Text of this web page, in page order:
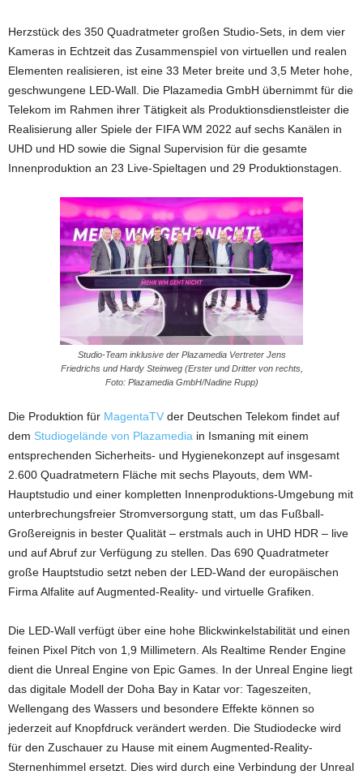
Herzstück des 350 Quadratmeter großen Studio-Sets, in dem vier
Kameras in Echtzeit das Zusammenspiel von virtuellen und realen
Elementen realisieren, ist eine 33 Meter breite und 3,5 Meter hohe,
geschwungene LED-Wall. Die Plazamedia GmbH übernimmt für die
Telekom im Rahmen ihrer Tätigkeit als Produktionsdienstleister die
Realisierung aller Spiele der FIFA WM 2022 auf sechs Kanälen in
UHD und HD sowie die Signal Supervision für die gesamte
Innenproduktion an 23 Live-Spieltagen und 29 Produktionstagen.
Studio-Team inklusive der Plazamedia Vertreter Jens
Friedrichs und Hardy Steinweg (Erster und Dritter von rechts,
Foto: Plazamedia GmbH/Nadine Rupp)
Die Produktion für MagentaTV der Deutschen Telekom findet auf
dem Studiogelände von Plazamedia in Ismaning mit einem
entsprechenden Sicherheits- und Hygienekonzept auf insgesamt
2.600 Quadratmetern Fläche mit sechs Playouts, dem WM-
Hauptstudio und einer kompletten Innenproduktions-Umgebung mit
unterbrechungsfreier Stromversorgung statt, um das Fußball-
Großereignis in bester Qualität – erstmals auch in UHD HDR – live
und auf Abruf zur Verfügung zu stellen. Das 690 Quadratmeter
große Hauptstudio setzt neben der LED-Wand der europäischen
Firma Alfalite auf Augmented-Reality- und virtuelle Grafiken.
Die LED-Wall verfügt über eine hohe Blickwinkelstabilität und einen
feinen Pixel Pitch von 1,9 Millimetern. Als Realtime Render Engine
dient die Unreal Engine von Epic Games. In der Unreal Engine liegt
das digitale Modell der Doha Bay in Katar vor: Tageszeiten,
Wellengang des Wassers und besondere Effekte können so
jederzeit auf Knopfdruck verändert werden. Die Studiodecke wird
für den Zuschauer zu Hause mit einem Augmented-Reality-
Sternenhimmel ersetzt. Dies wird durch eine Verbindung der Unreal